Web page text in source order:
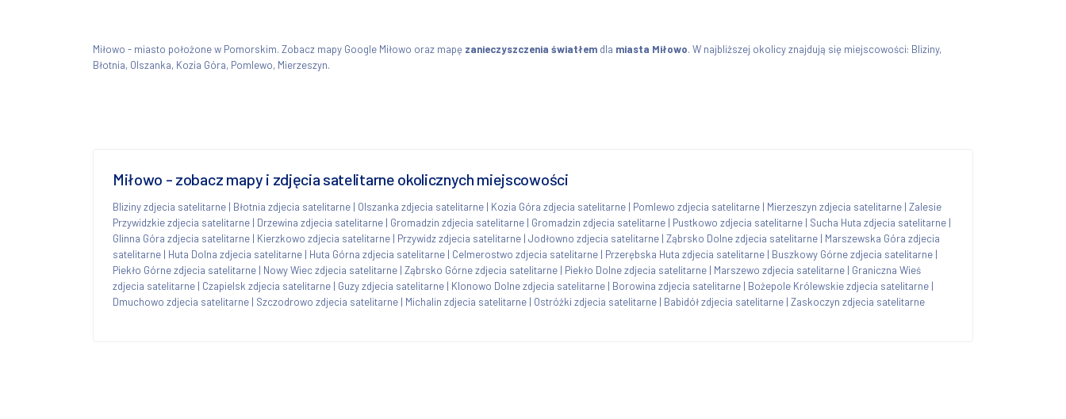
Miłowo - miasto położone w Pomorskim. Zobacz mapy Google Miłowo oraz mapę zanieczyszczenia światłem dla miasta Miłowo. W najbliższej okolicy znajdują się miejscowości: Bliziny,
Błotnia, Olszanka, Kozia Góra, Pomlewo, Mierzeszyn.
Miłowo - zobacz mapy i zdjęcia satelitarne okolicznych miejscowości
Bliziny zdjecia satelitarne | Błotnia zdjecia satelitarne | Olszanka zdjecia satelitarne | Kozia Góra zdjecia satelitarne | Pomlewo zdjecia satelitarne | Mierzeszyn zdjecia satelitarne | Zalesie
Przywidzkie zdjecia satelitarne | Drzewina zdjecia satelitarne | Gromadzin zdjecia satelitarne | Gromadzin zdjecia satelitarne | Pustkowo zdjecia satelitarne | Sucha Huta zdjecia satelitarne |
Glinna Góra zdjecia satelitarne | Kierzkowo zdjecia satelitarne | Przywidz zdjecia satelitarne | Jodłowno zdjecia satelitarne | Ząbrsko Dolne zdjecia satelitarne | Marszewska Góra zdjecia
satelitarne | Huta Dolna zdjecia satelitarne | Huta Górna zdjecia satelitarne | Celmerostwo zdjecia satelitarne | Przerębska Huta zdjecia satelitarne | Buszkowy Górne zdjecia satelitarne |
Piekło Górne zdjecia satelitarne | Nowy Wiec zdjecia satelitarne | Ząbrsko Górne zdjecia satelitarne | Piekło Dolne zdjecia satelitarne | Marszewo zdjecia satelitarne | Graniczna Wieś
zdjecia satelitarne | Czapielsk zdjecia satelitarne | Guzy zdjecia satelitarne | Klonowo Dolne zdjecia satelitarne | Borowina zdjecia satelitarne | Bożepole Królewskie zdjecia satelitarne |
Dmuchowo zdjecia satelitarne | Szczodrowo zdjecia satelitarne | Michalin zdjecia satelitarne | Ostróżki zdjecia satelitarne | Babidół zdjecia satelitarne | Zaskoczyn zdjecia satelitarne